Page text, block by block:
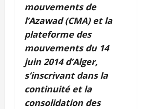
mouvements de
l’Azawad (CMA) et la
plateforme des
mouvements du 14
juin 2014 d’Alger,
s’inscrivant dans la
continuité et la
consolidation des